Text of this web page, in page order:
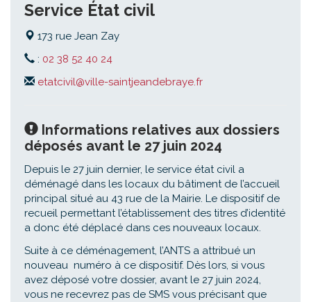
Service État civil
173 rue Jean Zay
: 02 38 52 40 24
etatcivil@ville-saintjeandebraye.fr
Informations relatives aux dossiers
déposés avant le 27 juin 2024
Depuis le 27 juin dernier, le service état civil a
déménagé dans les locaux du bâtiment de l’accueil
principal situé au 43 rue de la Mairie. Le dispositif de
recueil permettant l’établissement des titres d’identité
a donc été déplacé dans ces nouveaux locaux.
Suite à ce déménagement, l’ANTS a attribué un
nouveau numéro à ce dispositif. Dès lors, si vous
avez déposé votre dossier, avant le 27 juin 2024,
vous ne recevrez pas de SMS vous précisant que